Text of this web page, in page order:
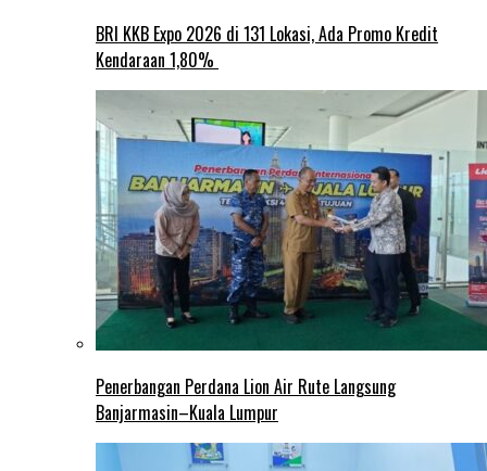
BRI KKB Expo 2026 di 131 Lokasi, Ada Promo Kredit
Kendaraan 1,80%
Penerbangan Perdana Lion Air Rute Langsung
Banjarmasin–Kuala Lumpur